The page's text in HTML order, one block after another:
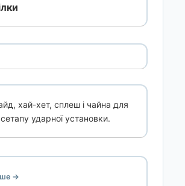
хай-хет, сплеш і чайна для
ударної установки.
→